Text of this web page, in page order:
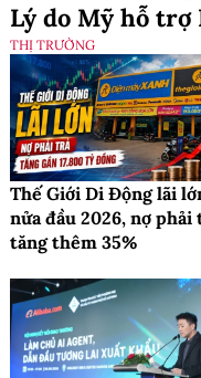
Lý do Mỹ hỗ trợ
THỊ TRƯỜNG
Thế Giới Di Động lãi
nửa đầu 2026, nợ phải
tăng thêm 35%